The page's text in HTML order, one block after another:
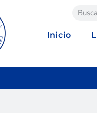
Inicio